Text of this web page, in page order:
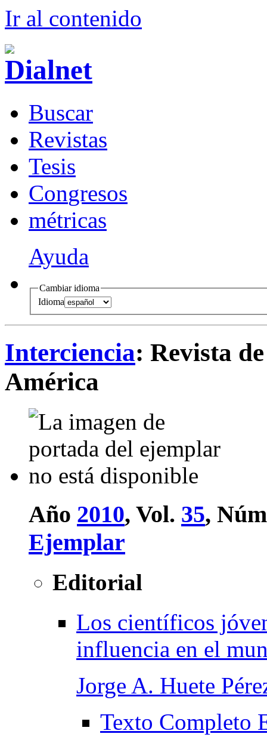
Ir al contenido
Buscar
Revistas
Tesis
Congresos
métricas
Ayuda
Cambiar idioma
Idioma
Interciencia: Revista
América
Año 2010, Vol. 35,
Ejemplar
Editorial
Los científicos
influencia en el
Jorge A. Huete
Texto Completo